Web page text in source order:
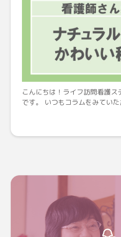
こんにちは！ライフ訪問看護ス
です。 いつもコラムをみてい